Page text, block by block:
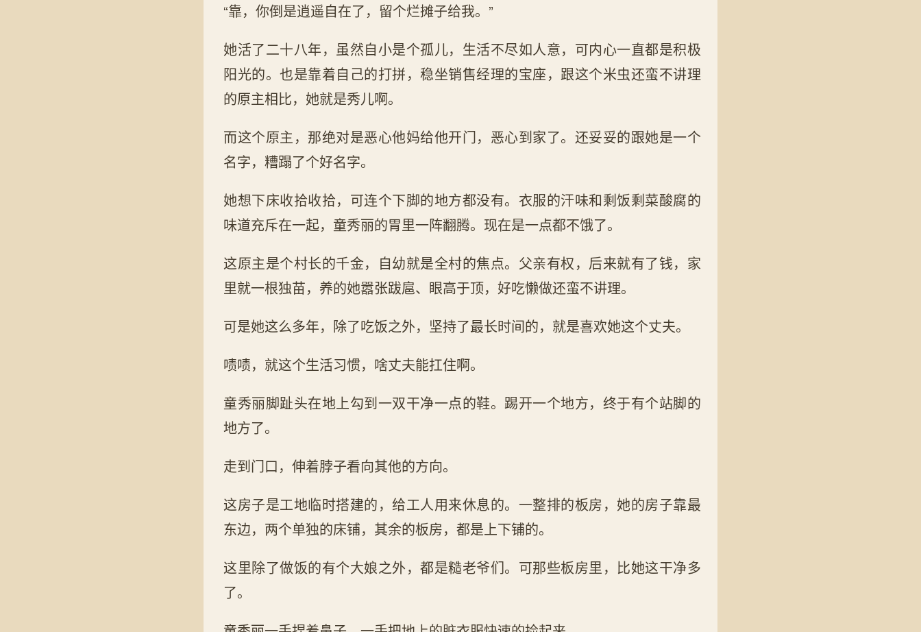
“靠，你倒是逍遥自在了，留个烂摊子给我。”
她活了二十八年，虽然自小是个孤儿，生活不尽如人意，可内心一直都是积极
阳光的。也是靠着自己的打拼，稳坐销售经理的宝座，跟这个米虫还蛮不讲理
的原主相比，她就是秀儿啊。
而这个原主，那绝对是恶心他妈给他开门，恶心到家了。还妥妥的跟她是一个
名字，糟蹋了个好名字。
她想下床收拾收拾，可连个下脚的地方都没有。衣服的汗味和剩饭剩菜酸腐的
味道充斥在一起，童秀丽的胃里一阵翻腾。现在是一点都不饿了。
这原主是个村长的千金，自幼就是全村的焦点。父亲有权，后来就有了钱，家
里就一根独苗，养的她嚣张跋扈、眼高于顶，好吃懒做还蛮不讲理。
可是她这么多年，除了吃饭之外，坚持了最长时间的，就是喜欢她这个丈夫。
啧啧，就这个生活习惯，啥丈夫能扛住啊。
童秀丽脚趾头在地上勾到一双干净一点的鞋。踢开一个地方，终于有个站脚的
地方了。
走到门口，伸着脖子看向其他的方向。
这房子是工地临时搭建的，给工人用来休息的。一整排的板房，她的房子靠最
东边，两个单独的床铺，其余的板房，都是上下铺的。
这里除了做饭的有个大娘之外，都是糙老爷们。可那些板房里，比她这干净多
了。